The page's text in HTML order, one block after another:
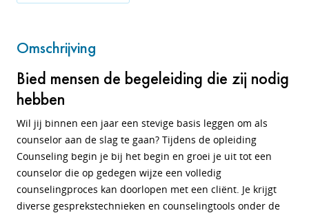
Omschrijving
Bied mensen de begeleiding die zij nodig
hebben
Wil jij binnen een jaar een stevige basis leggen om als
counselor aan de slag te gaan? Tijdens de opleiding
Counseling begin je bij het begin en groei je uit tot een
counselor die op gedegen wijze een volledig
counselingproces kan doorlopen met een cliënt. Je krijgt
diverse gesprekstechnieken en counselingtools onder de